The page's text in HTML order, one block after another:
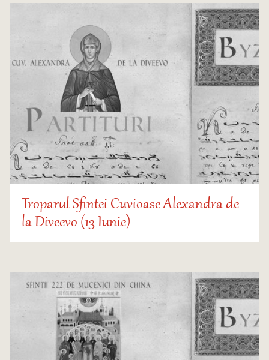
Troparul Sfintei Cuvioase Alexandra de
la Diveevo (13 Iunie)